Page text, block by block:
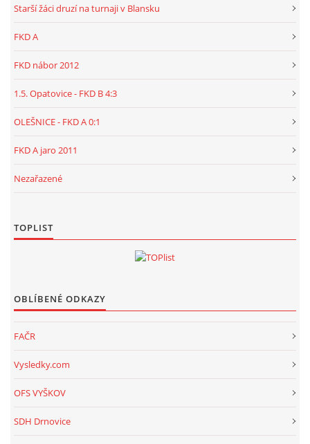
Starší žáci druzí na turnaji v Blansku
FKD A
FKD nábor 2012
1.5. Opatovice - FKD B 4:3
OLEŠNICE - FKD A 0:1
FKD A jaro 2011
Nezařazené
TOPLIST
OBLÍBENÉ ODKAZY
FAČR
Vysledky.com
OFS VYŠKOV
SDH Drnovice